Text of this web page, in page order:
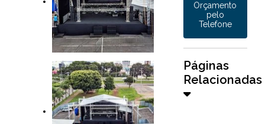
Orçamento
pelo
Telefone
Páginas
Relacionadas